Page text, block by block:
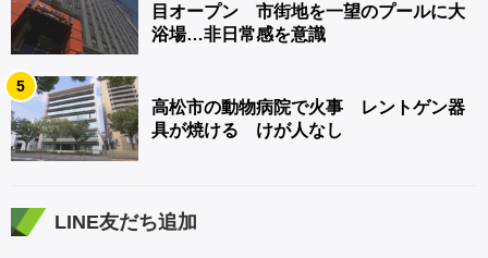
目オープン 市街地を一望のプールに大
浴場…非日常感を意識
5
高松市の動物病院で火事 レントゲン器
具が焼ける けが人なし
LINE友だち追加